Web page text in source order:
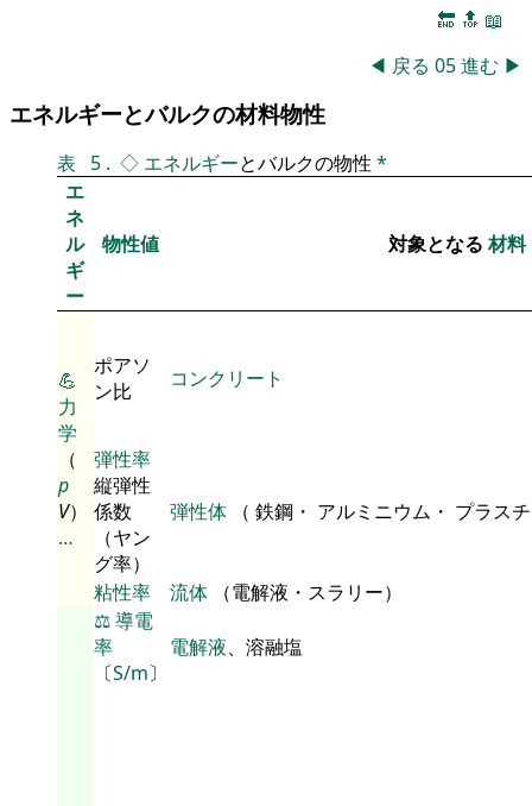
🔚 🔝 📖
◀ 戻る 05進む ▶
エネルギーとバルクの材料物性
表 5 . ◇ エネルギーとバルクの物性 *
エ
ネ
ル
ギ
ー
物性値 対象となる材料
💪
力
学
（
p
V）
…
ポアソ
ン比
コンクリート
弾性率
縦弾性
係数
（ヤン
グ率）
弾性体 （ 鉄鋼・ アルミニウム・ プラス
粘性率 流体 （電解液・スラリー）
⚖️導電
率
〔S/m〕
電解液、溶融塩